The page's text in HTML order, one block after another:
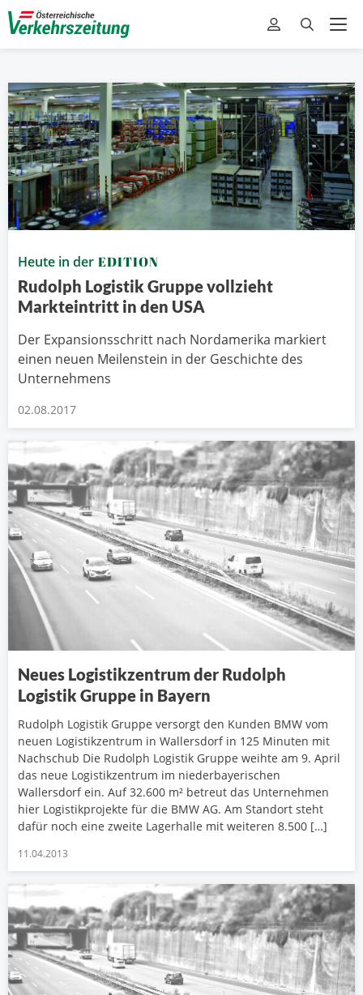
Heute in der EDITION
Rudolph Logistik Gruppe vollzieht
Markteintritt in den USA
Der Expansionsschritt nach Nordamerika markiert
einen neuen Meilenstein in der Geschichte des
Unternehmens
02.08.2017
Neues Logistikzentrum der Rudolph
Logistik Gruppe in Bayern
Rudolph Logistik Gruppe versorgt den Kunden BMW vom
neuen Logistikzentrum in Wallersdorf in 125 Minuten mit
Nachschub Die Rudolph Logistik Gruppe weihte am 9. April
das neue Logistikzentrum im niederbayerischen
Wallersdorf ein. Auf 32.600 m² betreut das Unternehmen
hier Logistikprojekte für die BMW AG. Am Standort steht
dafür noch eine zweite Lagerhalle mit weiteren 8.500 […]
11.04.2013